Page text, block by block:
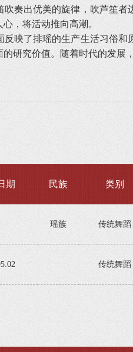
奏出优美的旋律，吹芦笙
，将活动推向高潮。
了排瑶的生产生活习俗和
研究价值。随着时代的发展
期 民族 类别
瑶族 传统舞蹈
传统舞蹈